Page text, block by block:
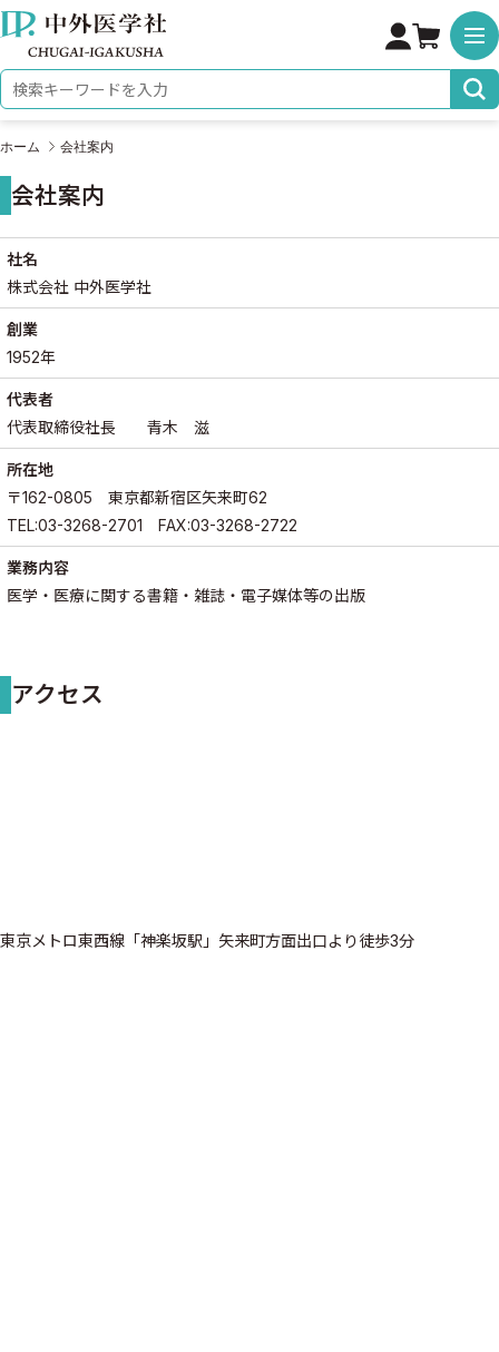
株式会社 中外医学社
検索キーワード
ホーム 会社案内
会社案内
募集要項詳細
社名
株式会社 中外医学社
創業
1952年
代表者
代表取締役社長 青木 滋
所在地
〒162-0805 東京都新宿区矢来町62
TEL:03-3268-2701 FAX:03-3268-2722
業務内容
医学・医療に関する書籍・雑誌・電子媒体等の出版
アクセス
東京メトロ東西線「神楽坂駅」矢来町方面出口より徒歩3分